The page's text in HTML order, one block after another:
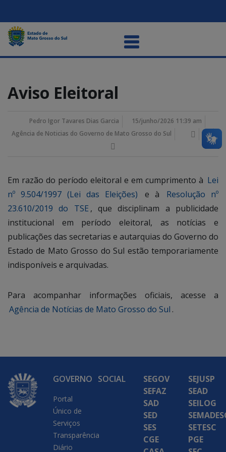
Aviso Eleitoral
Pedro Igor Tavares Dias Garcia
15/junho/2026 11:39 am
Agência de Noticias do Governo de Mato Grosso do Sul
Em razão do período eleitoral e em cumprimento à Lei
nº 9.504/1997 (Lei das Eleições)
e à
Resolução nº
23.610/2019 do TSE , que disciplinam a publicidade
institucional em período eleitoral, as notícias e
publicações das secretarias e autarquias do Governo do
Estado de Mato Grosso do Sul estão temporariamente
indisponíveis e arquivadas.
Para acompanhar informações oficiais, acesse a
Agência de Notícias de Mato Grosso do Sul .
GOVERNO
Portal
Único de
Serviços
Transparência
Diário
SOCIAL
SEGOV
SEFAZ
SAD
SED
SES
CGE
SEJUSP
SEAD
SEILOG
SETESC
PGE